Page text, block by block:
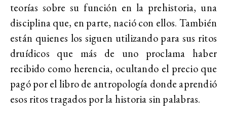
teorías sobre su función en la prehistoria, una
disciplina que, en parte, nació con ellos. También
están quienes los siguen utilizando para sus ritos
druídicos que más de uno proclama haber
recibido como herencia, ocultando el precio que
pagó por el libro de antropología donde aprendió
esos ritos tragados por la historia sin palabras.